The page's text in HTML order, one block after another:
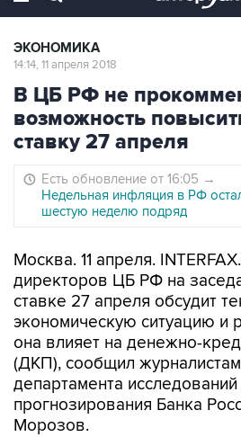
ЭКОНОМИКА
14:14, 11 апреля 2018
В ЦБ РФ не
возможность
ставку 27 апреля
Есть обновление от 16:05 →
Недельная инфляция в РФ
шестую неделю подряд
Москва. 11 апреля.
директоров ЦБ РФ на
ставке 27 апреля обсудит
экономическую ситуацию и
она влияет на денежно-
(ДКП), сообщил
департамента исследований
прогнозирования Банка
Морозов.